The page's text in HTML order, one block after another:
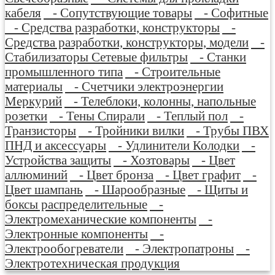
кабеля
- Сопутствующие товары
- Софитные
- Средства разработки, конструкторы
-
Средства разработки, конструкторы, модели
-
Стабилизаторы Сетевые фильтры
- Станки
промышленного типа
- Строительные
материалы
- Счетчики электроэнергии
Меркурий
- Телеблоки, колонны, напольные
розетки
- Тены Спирали - Теплый пол
-
Транзисторы
- Тройники вилки
- Трубы ПВХ
ПНД и аксессуары
- Удлинители Колодки
-
Устройства защиты
- Хозтовары
- Цвет
аллюминий
- Цвет бронза - Цвет графит
-
Цвет шампань
- Шарообразные
- Щиты и
боксы распределительные
-
Электромеханические компоненты
-
Электронные компоненты
-
Электрообогреватели
- Электропатроны
-
Электротехническая продукция